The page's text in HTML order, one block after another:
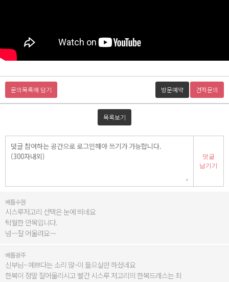
문의목록에 담기 방문예약 견적문의
목록보기
덧글
남기기
베틀수원
시스루저고리 선택은 눈에 띄네요
탁월한 안목입니다.
넘~~잘 어울려요~~
베틀광주
신부님~ 예쁘다는 소리 많~이 들으실만 하셨네요
한복이 정말 잘어울리시고 빨간 시스루 저고리의 한복드레스는 최